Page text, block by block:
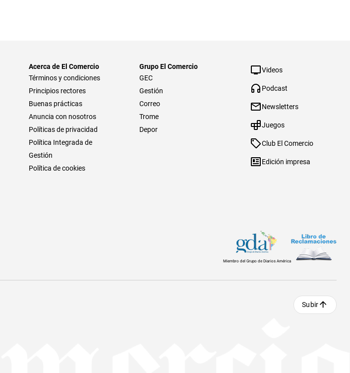
Acerca de El Comercio
Términos y condiciones
Principios rectores
Buenas prácticas
Anuncia con nosotros
Políticas de privacidad
Política Integrada de
Gestión
Política de cookies
Grupo El Comercio
GEC
Gestión
Correo
Trome
Depor
Videos
Podcast
Newsletters
Juegos
Club El Comercio
Edición impresa
Miembro del Grupo de Diarios América
Subir